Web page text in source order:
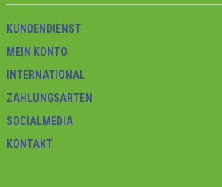
KUNDENDIENST
MEIN KONTO
INTERNATIONAL
ZAHLUNGSARTEN
SOCIALMEDIA
KONTAKT